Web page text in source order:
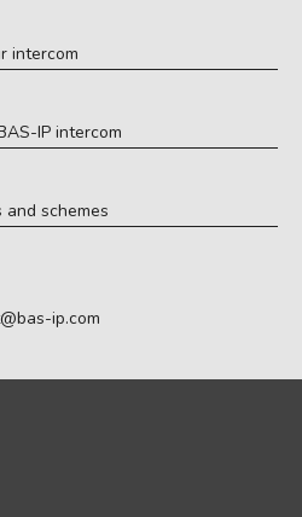
intercom
IP intercom
schemes
ip.com